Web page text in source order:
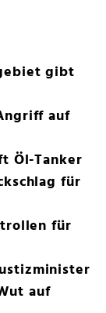
gibt
auf
Öl-Tanker
für
für
auf